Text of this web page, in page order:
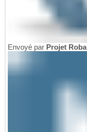
Envoyé par Projet Roba